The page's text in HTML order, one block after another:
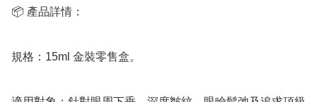
📦 產品詳情：
規格：15ml 金裝零售盒。